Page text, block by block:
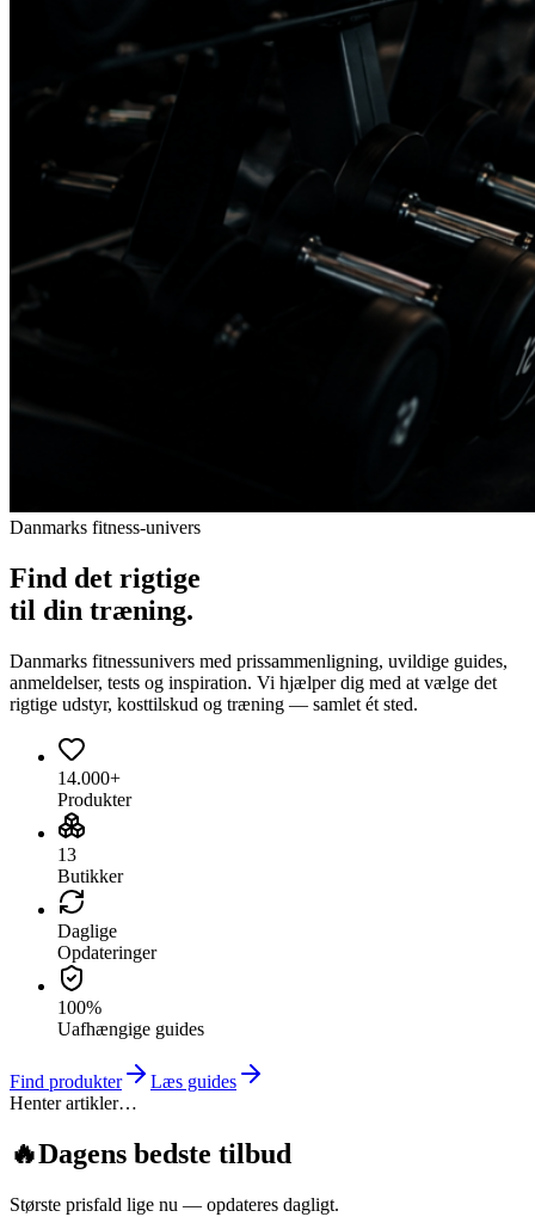
Danmarks fitness-univers
Find det rigtige
til din træning.
Danmarks fitnessunivers med prissammenligning, uvildige guides,
anmeldelser, tests og inspiration. Vi hjælper dig med at vælge det
rigtige udstyr, kosttilskud og træning — samlet ét sted.
14.000+
Produkter
13
Butikker
Daglige
Opdateringer
100%
Uafhængige guides
Find produkter
Læs guides
Henter artikler…
🔥Dagens bedste tilbud
Største prisfald lige nu — opdateres dagligt.